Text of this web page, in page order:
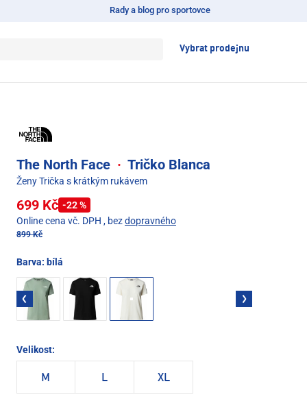
Rady a blog pro sportovce
Vybrat prodejnu
The North Face · Tričko Blanca
Ženy Trička s krátkým rukávem
699 Kč -22 %
Online cena vč. DPH , bezdopravného
899 Kč
Barva: bílá
Velikost:
M L XL